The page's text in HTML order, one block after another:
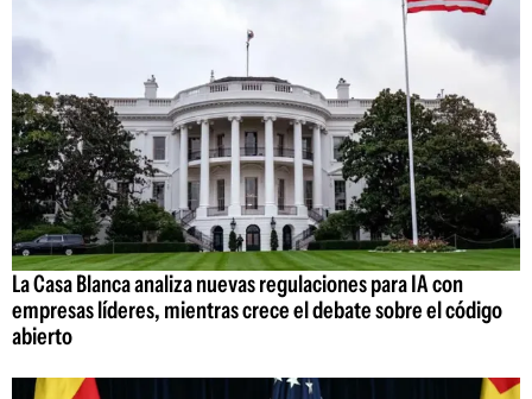
La Casa Blanca analiza nuevas regulaciones para IA con
empresas líderes, mientras crece el debate sobre el código
abierto